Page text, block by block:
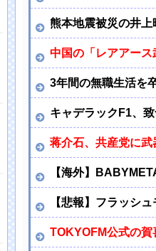
熊本地震被災の井
中国の「レアアー
3年間の無職生活を
キャデラックF1、
蒋介石、共産党に
【海外】
【悲報】フラッシ
TOKYOFM公式の